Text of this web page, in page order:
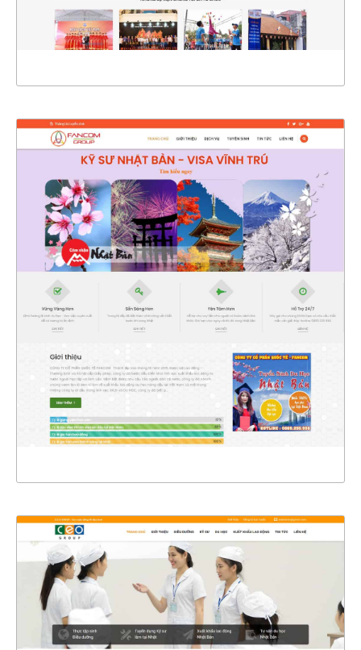
XEM THỰC TẾ
OUT OF STOCK
4719
CHI TIẾT
XEM THỰC TẾ